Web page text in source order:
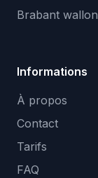
Brabant wallon
Informations
À propos
Contact
Tarifs
FAQ